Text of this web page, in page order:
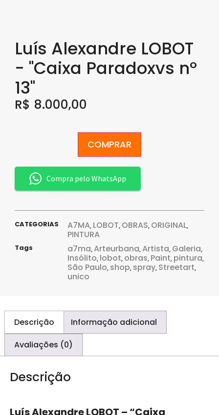
Luís Alexandre LOBOT
- "Caixa Paradoxvs nº
13"
R$ 8.000,00
COMPRAR
Compra pelo WhatsApp
CATEGORIAS A7MA, LOBOT, OBRAS, ORIGINAL,
PINTURA
Tags a7ma,Arteurbana,Artista, Galeria,
Insólito, lobot, obras, Paint, pintura,
São Paulo, shop, spray, Streetart,
unico
Descrição Informação adicional
Avaliações (0)
Descrição
Luís Alexandre LOBOT – “Caixa